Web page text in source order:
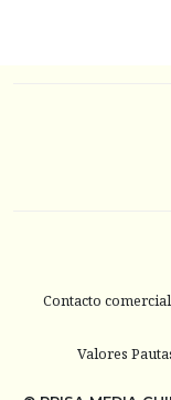
Contacto comercial
Valores